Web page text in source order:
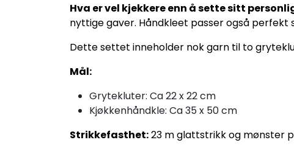
Hva er vel kjekkere enn å sette sitt
nyttige gaver. Håndkleet passer også
Dette settet inneholder nok garn til to
Mål:
Grytekluter: Ca 22 x 22 cm
Kjøkkenhåndkle: Ca 35 x 50 cm
Strikkefasthet:23 m glattstrikk og mønster